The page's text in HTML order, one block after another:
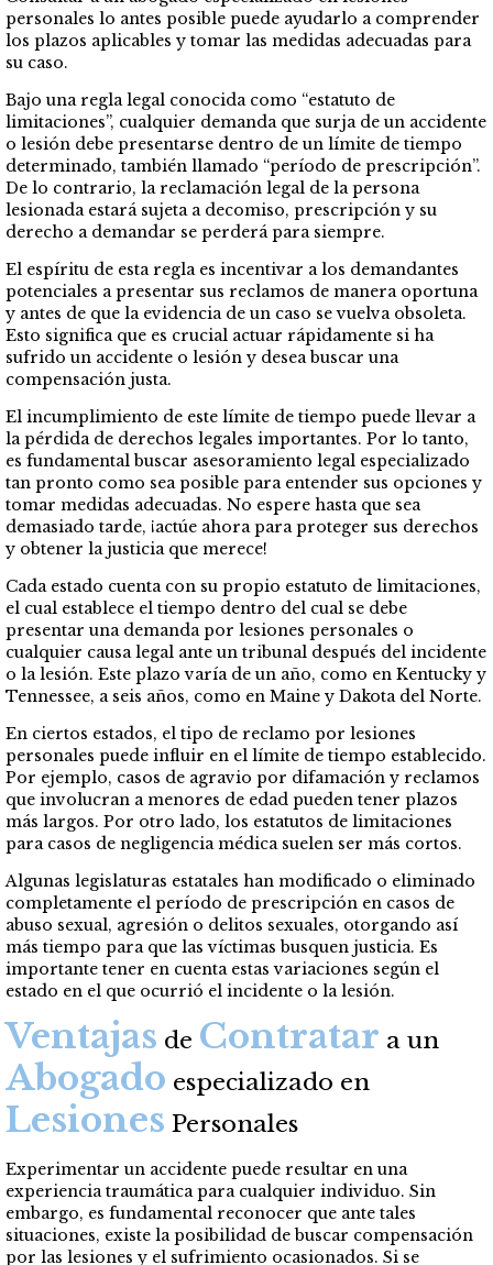
personales lo antes posible puede ayudarlo a comprender
los plazos aplicables y tomar las medidas adecuadas para
su caso.
Bajo una regla legal conocida como “estatuto de
limitaciones”, cualquier demanda que surja de un accidente
o lesión debe presentarse dentro de un límite de tiempo
determinado, también llamado “período de prescripción”.
De lo contrario, la reclamación legal de la persona
lesionada estará sujeta a decomiso, prescripción y su
derecho a demandar se perderá para siempre.
El espíritu de esta regla es incentivar a los demandantes
potenciales a presentar sus reclamos de manera oportuna
y antes de que la evidencia de un caso se vuelva obsoleta.
Esto significa que es crucial actuar rápidamente si ha
sufrido un accidente o lesión y desea buscar una
compensación justa.
El incumplimiento de este límite de tiempo puede llevar a
la pérdida de derechos legales importantes. Por lo tanto,
es fundamental buscar asesoramiento legal especializado
tan pronto como sea posible para entender sus opciones y
tomar medidas adecuadas. No espere hasta que sea
demasiado tarde, ¡actúe ahora para proteger sus derechos
y obtener la justicia que merece!
Cada estado cuenta con su propio estatuto de limitaciones,
el cual establece el tiempo dentro del cual se debe
presentar una demanda por lesiones personales o
cualquier causa legal ante un tribunal después del incidente
o la lesión. Este plazo varía de un año, como en Kentucky y
Tennessee, a seis años, como en Maine y Dakota del Norte.
En ciertos estados, el tipo de reclamo por lesiones
personales puede influir en el límite de tiempo establecido.
Por ejemplo, casos de agravio por difamación y reclamos
que involucran a menores de edad pueden tener plazos
más largos. Por otro lado, los estatutos de limitaciones
para casos de negligencia médica suelen ser más cortos.
Algunas legislaturas estatales han modificado o eliminado
completamente el período de prescripción en casos de
abuso sexual, agresión o delitos sexuales, otorgando así
más tiempo para que las víctimas busquen justicia. Es
importante tener en cuenta estas variaciones según el
estado en el que ocurrió el incidente o la lesión.
Ventajas de Contratar a un
Abogado especializado en
Lesiones Personales
Experimentar un accidente puede resultar en una
experiencia traumática para cualquier individuo. Sin
embargo, es fundamental reconocer que ante tales
situaciones, existe la posibilidad de buscar compensación
por las lesiones y el sufrimiento ocasionados. Si se